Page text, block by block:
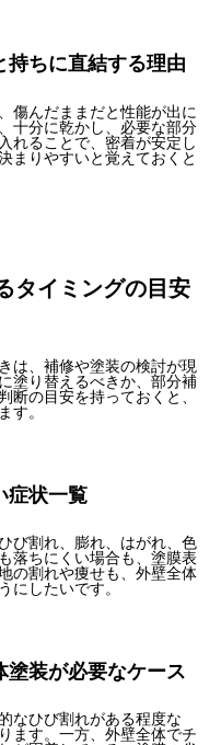
ちに直結する理由
傷んだままだと性能が出に
十分に乾かし、必要な部分
れることで、密着が安定し
まりやすいと覚えておくと
タイミングの目安
は、補修や塗装の検討が現
塗り替えるべきか、部分補
断の目安を持っておくと、
す。
症状一覧
び割れ、膨れ、はがれ、色
落ちにくい場合も、塗膜表
の割れや痩せも、外壁全体
にしたいです。
装が必要なケース
なひび割れがある程度な
ます。一方、外壁全体でチ